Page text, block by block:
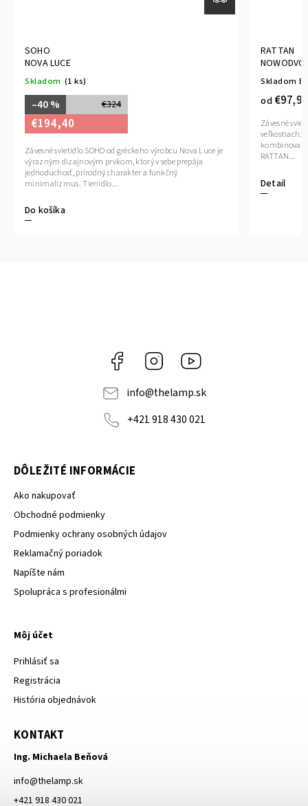
SOHO
NOVA LUCE
Skladom (1 ks)
€324
–40 %
€194,40
Do košíka
Závesné svietidlo SOHO od gréckeho výrobcu Nova Luce je
výrazným dizajnovým prvkom, ktorý v sebe prepája
jednoduchosť, prírodný charakter a funkčný
minimalizmus. Tienidlo...
RATTAN
Skladom
od €97,90
Detail
Závesné
veľkostiach.
kombinovať
RATTAN...
Facebook Instagram
info@thelamp.sk
+421 918 430 021
DÔLEŽITÉ INFORMÁCIE
Ako nakupovať
Obchodné podmienky
Podmienky ochrany osobných údajov
Reklamačný poriadok
Napíšte nám
Spolupráca s profesionálmi
Môj účet
Prihlásiť sa
Registrácia
História objednávok
KONTAKT
Ing. Michaela Beňová
info@thelamp.sk
+421 918 430 021